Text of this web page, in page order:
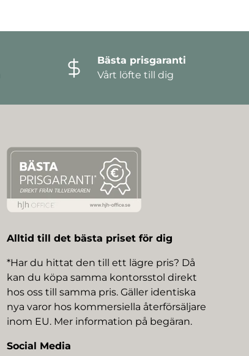
Bästa prisgaranti
Vårt löfte till dig
Alltid till det bästa priset för dig
*Har du hittat den till ett lägre pris? Då
kan du köpa samma kontorsstol direkt
hos oss till samma pris. Gäller identiska
nya varor hos kommersiella återförsäljare
inom EU. Mer information på begäran.
Social Media